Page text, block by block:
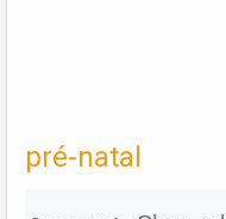
pré-natal